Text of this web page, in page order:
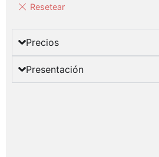
Precios
Presentación